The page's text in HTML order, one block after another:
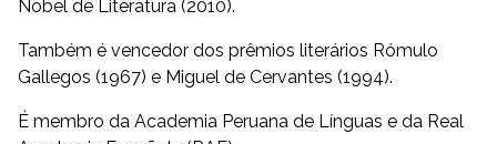
Nobel de Literatura (2010).
Também é vencedor dos prêmios literários Rómulo
Gallegos (1967) e Miguel de Cervantes (1994).
É membro da Academia Peruana de Línguas e da Real